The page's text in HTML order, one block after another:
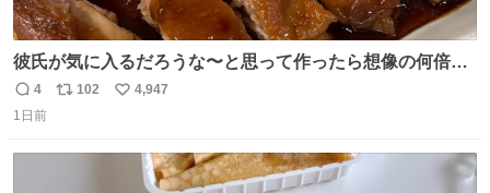
彼氏が気に入るだろうな〜と思って作ったら想像の何倍も
美味しい美味しい言ってくれて嬉しい
返
信
4
リ
102
い
4,947
1日前